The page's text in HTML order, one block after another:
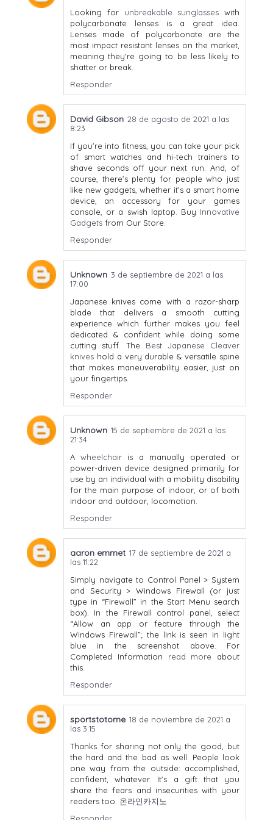
Looking for unbreakable sunglasses with
polycarbonate lenses is a great idea.
Lenses made of polycarbonate are the
most impact resistant lenses on the market,
meaning they're going to be less likely to
shatter or break.
Responder
David Gibson 28 de agosto de 2021 a las
8:23
If you’re into fitness, you can take your pick
of smart watches and hi-tech trainers to
shave seconds off your next run. And, of
course, there’s plenty for people who just
like new gadgets, whether it’s a smart home
device, an accessory for your games
console, or a swish laptop. Buy Innovative
Gadgets from Our Store.
Responder
Unknown 3 de septiembre de 2021 a las
17:00
Japanese knives come with a razor-sharp
blade that delivers a smooth cutting
experience which further makes you feel
dedicated & confident while doing some
cutting stuff. The Best Japanese Cleaver
knives hold a very durable & versatile spine
that makes maneuverability easier, just on
your fingertips.
Responder
Unknown 15 de septiembre de 2021 a las
21:34
Awheelchair is a manually operated or
power-driven device designed primarily for
use by an individual with a mobility disability
for the main purpose of indoor, or of both
indoor and outdoor, locomotion.
Responder
aaron emmet 17 de septiembre de 2021 a
las 11:22
Simply navigate to Control Panel > System
and Security > Windows Firewall (or just
type in “Firewall” in the Start Menu search
box). In the Firewall control panel, select
“Allow an app or feature through the
Windows Firewall”; the link is seen in light
blue in the screenshot above. For
Completed Information read more about
this.
Responder
sportstotome 18 de noviembre de 2021 a
las 3:15
Thanks for sharing not only the good, but
the hard and the bad as well. People look
one way from the outside: accomplished,
confident, whatever. It’s a gift that you
share the fears and insecurities with your
readers too. 온라인카지노
Responder